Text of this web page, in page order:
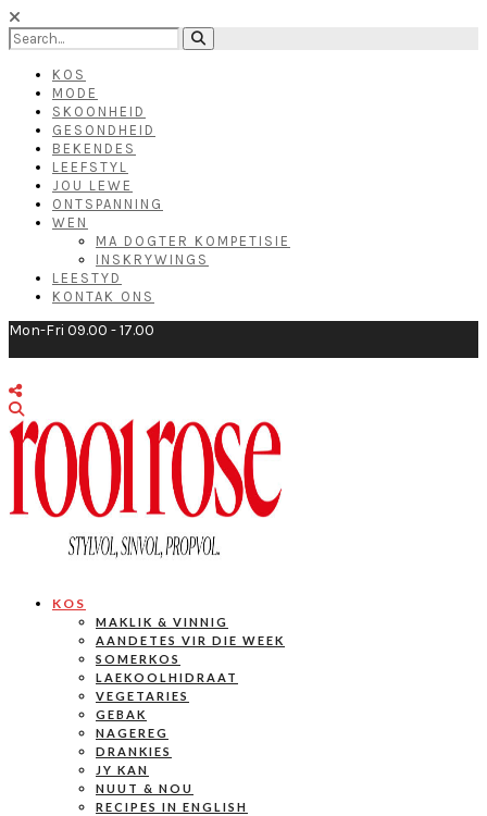
KOS
MODE
SKOONHEID
GESONDHEID
BEKENDES
LEEFSTYL
JOU LEWE
ONTSPANNING
WEN
MA DOGTER KOMPETISIE
INSKRYWINGS
LEESTYD
KONTAK ONS
Mon-Fri 09.00 - 17.00
KOS
MAKLIK & VINNIG
AANDETES VIR DIE WEEK
SOMERKOS
LAEKOOLHIDRAAT
VEGETARIES
GEBAK
NAGEREG
DRANKIES
JY KAN
NUUT & NOU
RECIPES IN ENGLISH